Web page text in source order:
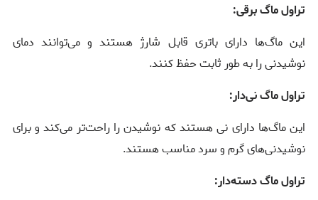
تراول ماگ برقی:
این ماگ‌ها دارای باتری قابل شارژ هستند و می‌توانند دمای
نوشیدنی را به طور ثابت حفظ کنند.
تراول ماگ نی‌دار:
این ماگ‌ها دارای نی هستند که نوشیدن را راحت‌تر می‌کند و برای
نوشیدنی‌های گرم و سرد مناسب هستند.
تراول ماگ دسته‌دار: